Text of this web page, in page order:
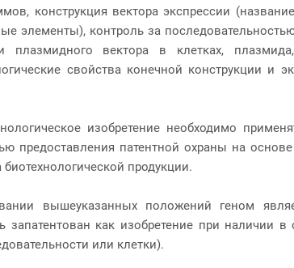
конструкция вектора экспрессии
элементы), контроль за
плазмидного вектора в клетках,
свойства конечной конструкции и
изобретение необходимо
предоставления патентной охраны на
продукции.
вышеуказанных положений геном
запатентован как изобретение при наличии
или клетки).